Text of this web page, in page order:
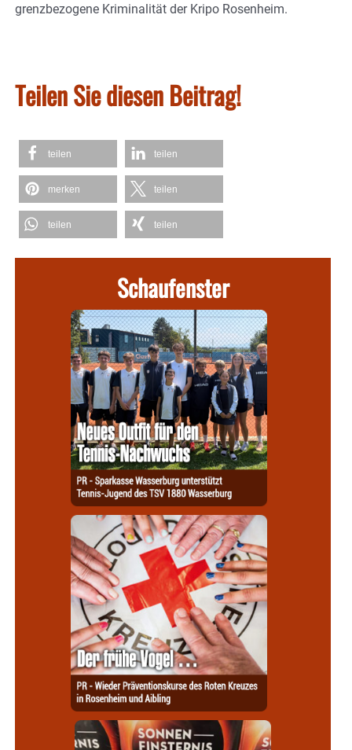
grenzbezogene Kriminalität der Kripo Rosenheim.
Teilen Sie diesen Beitrag!
teilen teilen
merken teilen
teilen teilen
Schaufenster